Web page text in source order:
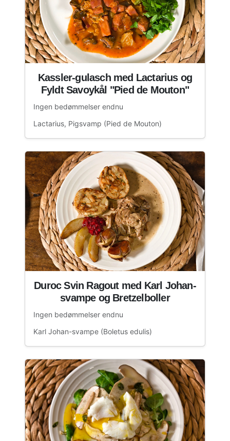
Kassler-gulasch med Lactarius og
Fyldt Savoykål "Pied de Mouton"
Ingen bedømmelser endnu
Lactarius, Pigsvamp (Pied de Mouton)
Duroc Svin Ragout med Karl Johan-
svampe og Bretzelboller
Ingen bedømmelser endnu
Karl Johan-svampe (Boletus edulis)